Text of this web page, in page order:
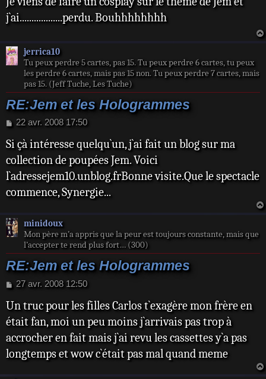
s
a
j`ai..................perdu. Bouhhhhhhhh
jerrica10
Tu peux perdre 5 cartes, pas 15. Tu peux perdre 6 cartes, tu peux
les perdre 6 cartes, mais pas 15 non. Tu peux perdre 7 cartes, mais
pas 15. (Jeff Tuche, Les Tuche)
RE:Jem et les Hologrammes
M
s
s
a
g
22 avr. 2008 17:50
Si çà intéresse quelqu`un, j`ai fait un blog sur ma
collection de poupées Jem. Voici
l`adressejem10.unblog.frBonne visite.Que le spectacle
commence, Synergie...
minidoux
Mon père m’a appris que la peur est toujours constante, mais que
l’accepter te rend plus fort… (300)
RE:Jem et les Hologrammes
M
s
a
g
27 avr. 2008 12:50
Un truc pour les filles Carlos t`exagère mon frère en
était fan, moi un peu moins j`arrivais pas trop à
accrocher en fait mais j`ai revu les cassettes y`a pas
longtemps et wow c`était pas mal quand meme